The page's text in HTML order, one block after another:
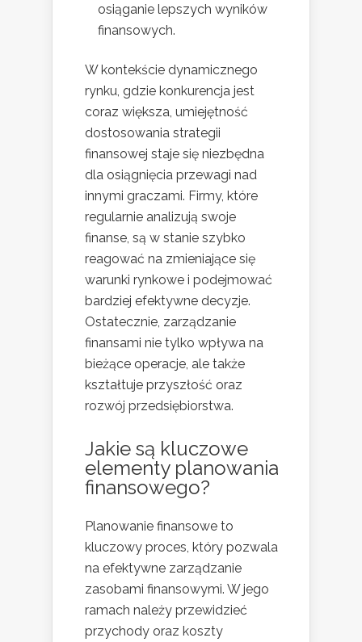
osiąganie lepszych wyników
finansowych.
W kontekście dynamicznego
rynku, gdzie konkurencja jest
coraz większa, umiejętność
dostosowania strategii
finansowej staje się niezbędna
dla osiągnięcia przewagi nad
innymi graczami. Firmy, które
regularnie analizują swoje
finanse, są w stanie szybko
reagować na zmieniające się
warunki rynkowe i podejmować
bardziej efektywne decyzje.
Ostatecznie, zarządzanie
finansami nie tylko wpływa na
bieżące operacje, ale także
kształtuje przyszłość oraz
rozwój przedsiębiorstwa.
Jakie są kluczowe
elementy planowania
finansowego?
Planowanie finansowe to
kluczowy proces, który pozwala
na efektywne zarządzanie
zasobami finansowymi. W jego
ramach należy przewidzieć
przychody oraz koszty